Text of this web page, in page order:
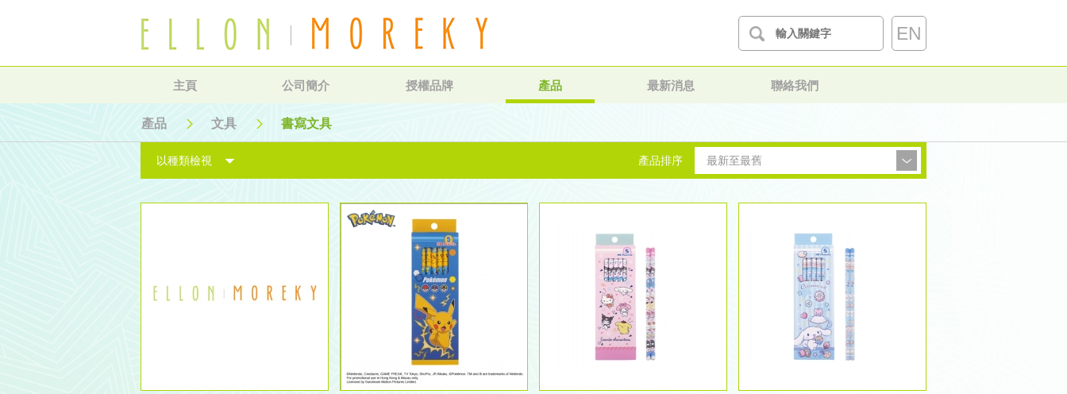
EN
主頁 公司簡介 授權品牌 產品 最新消息 聯絡我們
產品 文具 書寫文具
產品排序 最新至最舊
以種類檢視